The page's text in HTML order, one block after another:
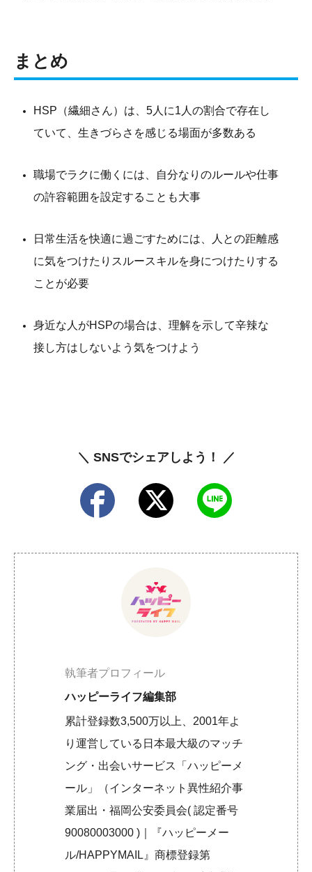
まとめ
HSP（繊細さん）は、5人に1人の割合で存在し
ていて、生きづらさを感じる場面が多数ある
職場でラクに働くには、自分なりのルールや仕事
の許容範囲を設定することも大事
日常生活を快適に過ごすためには、人との距離感
に気をつけたりスルースキルを身につけたりする
ことが必要
身近な人がHSPの場合は、理解を示して辛辣な
接し方はしないよう気をつけよう
＼ SNSでシェアしよう！ ／
執筆者プロフィール
ハッピーライフ編集部
累計登録数3,500万以上、2001年よ
り運営している日本最大級のマッチ
ング・出会いサービス「ハッピーメ
ール」（インターネット異性紹介事
業届出・福岡公安委員会( 認定番号
90080003000 )｜『ハッピーメー
ル/HAPPYMAIL』商標登録第